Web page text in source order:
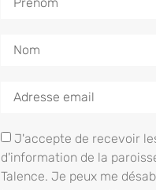
J'accepte de recevoir
d'information de la
Talence. Je peux me